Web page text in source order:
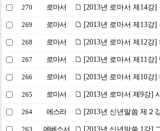
270 로마서 [2013년 로마서 제14강
269 로마서 [2013년 로마서 제13강
268 로마서 [2013년 로마서 제12강
267 로마서 [2013년 로마서 제11강
266 로마서 [2013년 로마서 제10강
265 로마서 [2013년 로마서 제9강]
264 에스라 [2013년 신년말씀 제２
263 에베소서 [2013년 신년말씀 1강]